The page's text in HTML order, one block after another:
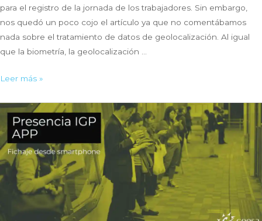
para el registro de la jornada de los trabajadores. Sin embargo,
nos quedó un poco cojo el artículo ya que no comentábamos
nada sobre el tratamiento de datos de geolocalización. Al igual
que la biometría, la geolocalización …
Geolocalización
protección
datos:
¿Qué
debemos
saber?
Leer más »